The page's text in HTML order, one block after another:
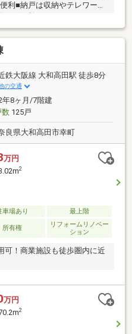
利■納戸は収納やテレワーク
い物に便利な立地
鉄大阪線 大和高田駅 徒歩8分
の交通
年8ヶ月/7階建
数125戸
良県大和高田市幸町
万円
2
車場あり 最上階
所有権
リフォームリノベー
ション
可！商業施設も徒歩圏内に近
万円
2